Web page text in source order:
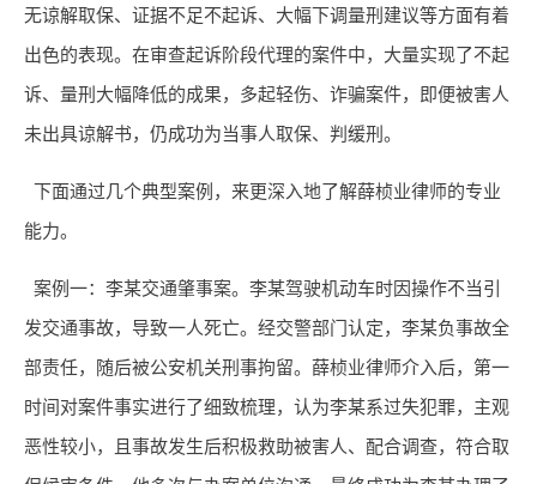
无谅解取保、证据不足不起诉、大幅下调量刑建议等方面有着
出色的表现。在审查起诉阶段代理的案件中，大量实现了不起
诉、量刑大幅降低的成果，多起轻伤、诈骗案件，即便被害人
未出具谅解书，仍成功为当事人取保、判缓刑。
下面通过几个典型案例，来更深入地了解薛桢业律师的专业
能力。
案例一：李某交通肇事案。李某驾驶机动车时因操作不当引
发交通事故，导致一人死亡。经交警部门认定，李某负事故全
部责任，随后被公安机关刑事拘留。薛桢业律师介入后，第一
时间对案件事实进行了细致梳理，认为李某系过失犯罪，主观
恶性较小，且事故发生后积极救助被害人、配合调查，符合取